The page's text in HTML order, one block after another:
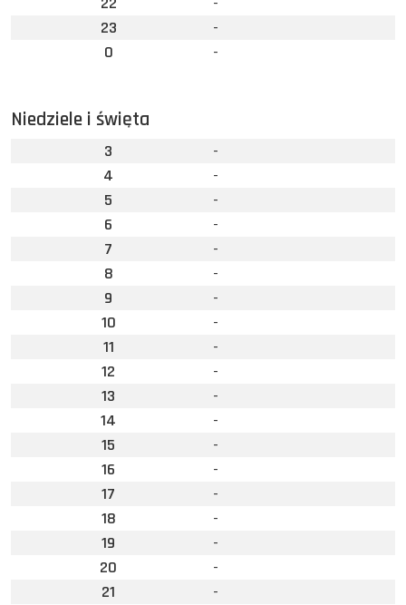
23
-
0
-
Niedziele i święta
3
-
4
-
5
-
6
-
7
-
8
-
9
-
10
-
11
-
12
-
13
-
14
-
15
-
16
-
17
-
18
-
19
-
20
-
21
-